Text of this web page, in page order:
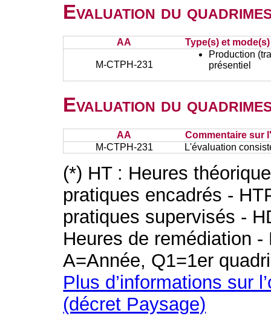
Evaluation du
AA Type(s) et
M-CTPH-231
Production
présentiel
Evaluation du
AA
Commentaire sur
M-CTPH-231
L'évaluation
(*) HT : Heures
pratiques encadrés -
pratiques supervisés -
Heures de remédiation
A=Année, Q1=1er
Plus d’informations sur
(décret Paysage)